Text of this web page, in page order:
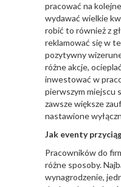
pracować na
wydawać wielkie
robić to również z
reklamować się w
pozytywny
różne akcje,
inwestować w
pierwszym miejscu
zawsze większe
nastawione
Jak eventy
Pracowników do
różne sposoby.
wynagrodzenie,